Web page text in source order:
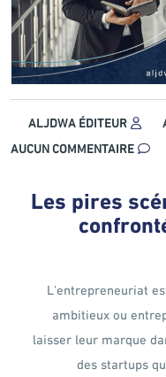
ALJDWA ÉDITEUR
AUCUN COMMENTAIRE
Les pires
L'entrepreneuriat
ambitieux ou
laisser leur marque
des startups